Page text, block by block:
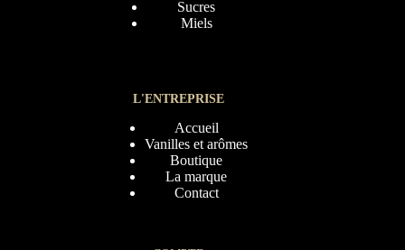
Sucres
Miels
L'ENTREPRISE
Accueil
Vanilles et arômes
Boutique
La marque
Contact